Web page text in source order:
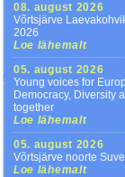
08. august 2026
Võrtsjärve
2026
Loe lähemalt
05. august 2026
Young voices for
Democracy, Diversity
together
Loe lähemalt
05. august 2026
Võrtsjärve noorte
Loe lähemalt